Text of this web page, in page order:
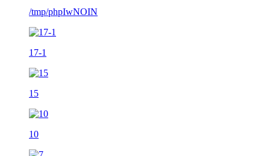
/tmp/phpIwNOIN
17-1
15
10